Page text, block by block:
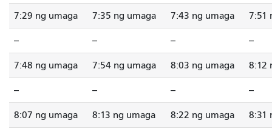
7:29 ng umaga 7:35 ng umaga 7:43 ng umaga 7:51
-- -- -- --
7:48 ng umaga 7:54 ng umaga 8:03 ng umaga 8:12
-- -- -- --
8:07 ng umaga 8:13 ng umaga 8:22 ng umaga 8:31